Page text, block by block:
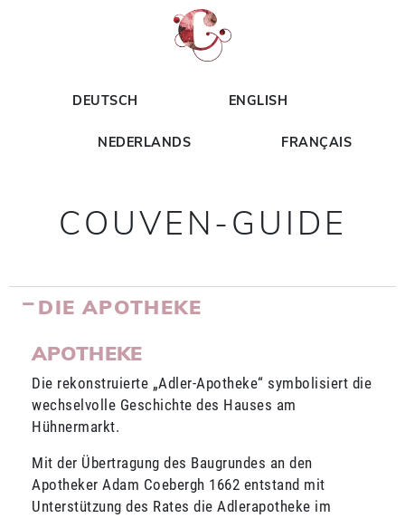
DEUTSCH ENGLISH
NEDERLANDS FRANÇAIS
COUVEN-GUIDE
DIE APOTHEKE
APOTHEKE
Die rekonstruierte „Adler-Apotheke“ symbolisiert die
wechselvolle Geschichte des Hauses am
Hühnermarkt.
Mit der Übertragung des Baugrundes an den
Apotheker Adam Coebergh 1662 entstand mit
Unterstützung des Rates die Adlerapotheke im